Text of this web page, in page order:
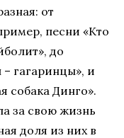
от
песни «Кто
до
гагаринцы», и
собака Динго».
за свою жизнь
доля из них в